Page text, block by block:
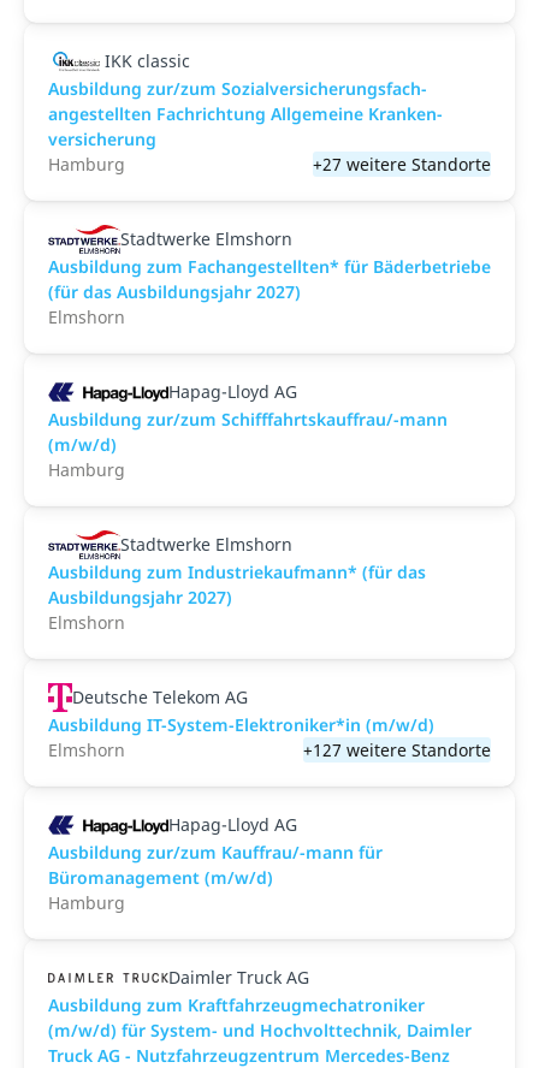
IKK classic
Aus­bild­ung zur/zum Sozial­versicher­ungs­fach­
angestellten­ Fach­richtung All­gemeine Kranken­
versicher­ung
Hamburg
+27 weitere Standorte
Stadtwerke Elmshorn
Ausbildung zum Fachangestellten* für Bäderbetriebe
(für das Ausbildungsjahr 2027)
Elmshorn
Hapag-Lloyd AG
Ausbildung zur/zum Schifffahrtskauffrau/-mann
(m/w/d)
Hamburg
Stadtwerke Elmshorn
Ausbildung zum Industriekaufmann* (für das
Ausbildungsjahr 2027)
Elmshorn
Deutsche Telekom AG
Ausbildung IT-System-Elektroniker*in (m/w/d)
Elmshorn
+127 weitere Standorte
Hapag-Lloyd AG
Ausbildung zur/zum Kauffrau/-mann für
Büromanagement (m/w/d)
Hamburg
Daimler Truck AG
Ausbildung zum Kraftfahrzeugmechatroniker
(m/w/d) für System- und Hochvolttechnik, Daimler
Truck AG - Nutzfahrzeugzentrum Mercedes-Benz